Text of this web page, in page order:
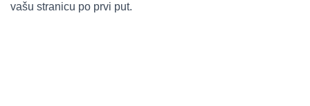
vašu stranicu po prvi put.